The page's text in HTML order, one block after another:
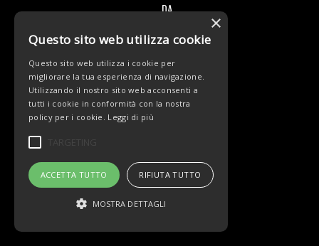
/ DA
© Copyright - Team Beltrami TSA - MARCHIOL
×
Questo sito web utilizza cookie
Questo sito web utilizza i cookie per
migliorare la tua esperienza di navigazione.
Utilizzando il nostro sito web acconsenti a
tutti i cookie in conformità con la nostra
policy per i cookie. Leggi di più
TARGETING
ACCETTA TUTTO RIFIUTA TUTTO
MOSTRA DETTAGLI